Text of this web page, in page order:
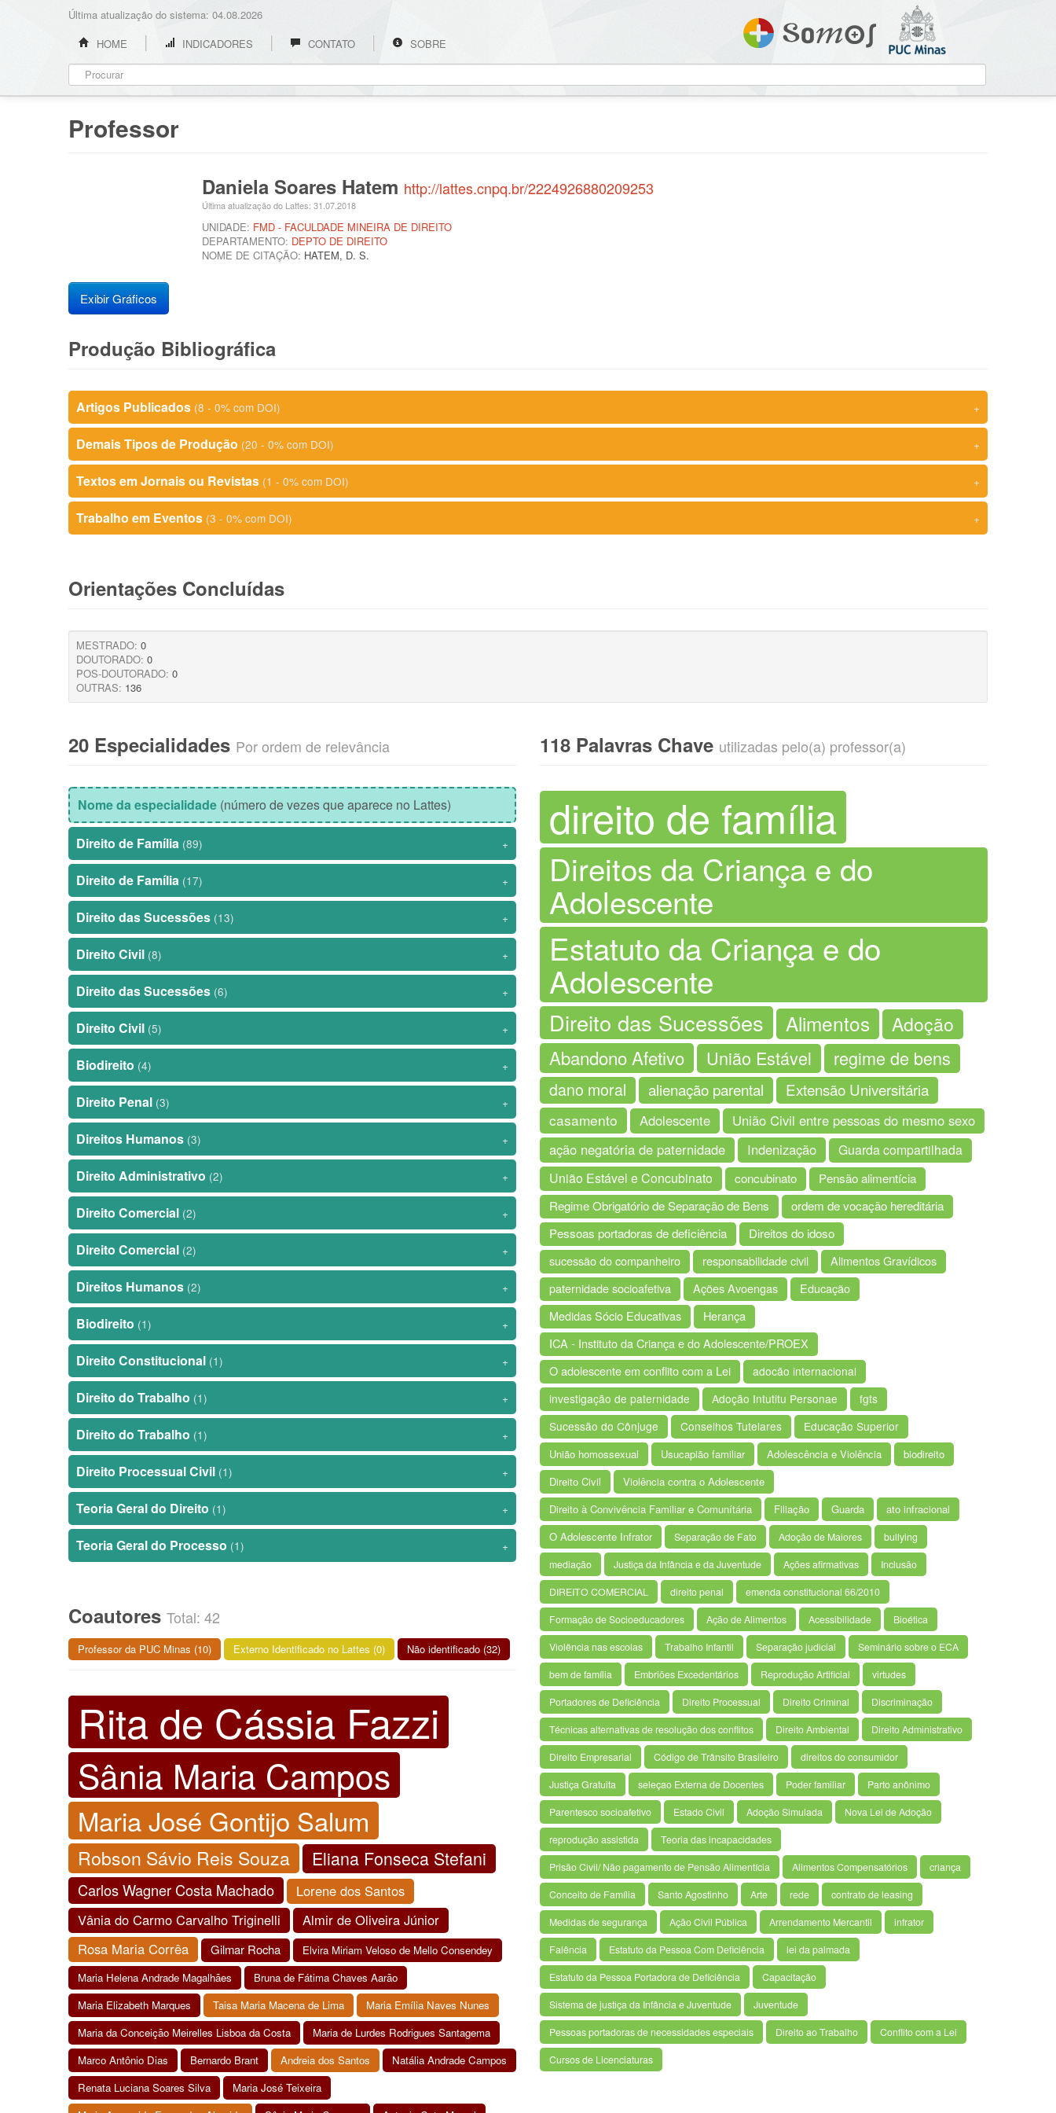
Última atualização do sistema: 04.08.2026
HOME
INDICADORES CONTATO SOBRE
Professor
Daniela Soares Hatem http://lattes.cnpq.br/2224926880209253
Última atualização do Lattes: 31.07.2018
UNIDADE: FMD - FACULDADE MINEIRA DE DIREITO
DEPARTAMENTO: DEPTO DE DIREITO
NOME DE CITAÇÃO: HATEM, D. S.
Exibir Gráficos
Produção Bibliográfica
Artigos Publicados (8 - 0% com DOI) +
Demais Tipos de Produção (20 - 0% com DOI) +
Textos em Jornais ou Revistas (1 - 0% com DOI) +
Trabalho em Eventos (3 - 0% com DOI) +
Orientações Concluídas
MESTRADO: 0
DOUTORADO: 0
POS-DOUTORADO: 0
OUTRAS: 136
20 Especialidades Por ordem de relevância
Nome da especialidade (número de vezes que aparece no Lattes)
Direito de Família (89) +
Direito de Família (17) +
Direito das Sucessões (13) +
Direito Civil (8) +
Direito das Sucessões (6) +
Direito Civil (5) +
Biodireito (4) +
Direito Penal (3) +
Direitos Humanos (3) +
Direito Administrativo (2) +
Direito Comercial (2) +
Direito Comercial (2) +
Direitos Humanos (2) +
Biodireito (1) +
Direito Constitucional (1) +
Direito do Trabalho (1) +
Direito do Trabalho (1) +
Direito Processual Civil (1) +
Teoria Geral do Direito (1) +
Teoria Geral do Processo (1) +
Coautores Total: 42
Professor da PUC Minas (10) Externo Identificado no Lattes (0) Não identificado (32)
Rita de Cássia Fazzi
Sânia Maria Campos
Maria José Gontijo Salum
Robson Sávio Reis Souza Eliana Fonseca Stefani
Carlos Wagner Costa Machado
Lorene dos Santos
Vânia do Carmo Carvalho Triginelli
Almir de Oliveira Júnior
Rosa Maria Corrêa
Gilmar Rocha
Elvira Miriam Veloso de Mello Consendey
Maria Helena Andrade Magalhães
Bruna de Fátima Chaves Aarão
Maria Elizabeth Marques
Taisa Maria Macena de Lima
Maria Emília Naves Nunes
Maria da Conceição Meirelles Lisboa da Costa
Maria de Lurdes Rodrigues Santagema
Marco Antônio Dias
Bernardo Brant Andreia dos Santos
Natália Andrade Campos
Renata Luciana Soares Silva
Maria José Teixeira
118 Palavras Chave utilizadas pelo(a) professor(a)
direito de família
Direitos da Criança e do
Adolescente
Estatuto da Criança e do
Adolescente
Direito das Sucessões Alimentos Adoção
Abandono Afetivo União Estável regime de bens
dano moral alienação parental Extensão Universitária
casamento Adolescente
União Civil entre pessoas do mesmo sexo
ação negatória de paternidade
Indenização
Guarda compartilhada
União Estável e Concubinato
concubinato
Pensão alimentícia
Regime Obrigatório de Separação de Bens
ordem de vocação hereditária
Pessoas portadoras de deficiência
Direitos do idoso
sucessão do companheiro
responsabilidade civil
Alimentos Gravídicos
paternidade socioafetiva
Ações Avoengas
Educação
Medidas Sócio Educativas
Herança
ICA - Instituto da Criança e do Adolescente/PROEX
O adolescente em conflito com a Lei
adocão internacional
investigação de paternidade
Adoção Intutitu Personae
fgts
Sucessão do Cônjuge
Conselhos Tutelares Educação Superior
União homossexual Usucapião familiar Adolescência e Violência
biodireito
Direito Civil
Violência contra o Adolescente
Direito à Convivência Familiar e Comunítária
Filiação Guarda
ato infracional
O Adolescente Infrator
Separação de Fato Adoção de Maiores
bullying
mediação
Justiça da Infância e da Juventude Ações afirmativas
Inclusão
DIREITO COMERCIAL
direito penal
emenda constitucional 66/2010
Formação de Socioeducadores
Ação de Alimentos Acessibilidade
Bioética
Violência nas escolas
Trabalho Infantil Separação judicial
Seminário sobre o ECA
bem de família
Embriões Excedentários Reprodução Artificial
virtudes
Portadores de Deficiência
Direito Processual Direito Criminal
Discriminação
Técnicas alternativas de resolução dos conflitos
Direito Ambiental
Direito Administrativo
Direito Empresarial
Código de Trânsito Brasileiro
direitos do consumidor
Justiça Gratuita
seleçao Externa de Docentes Poder familiar
Parto anônimo
Parentesco socioafetivo
Estado Civil Adoção Simulada
Nova Lei de Adoção
reprodução assistida
Teoria das incapacidades
Prisão Civil/ Não pagamento de Pensão Alimentícia
Alimentos Compensatórios
criança
Conceito de Família
Santo Agostinho Arte rede
contrato de leasing
Medidas de segurança
Ação Civil Pública Arrendamento Mercantil
infrator
Falência
Estatuto da Pessoa Com Deficiência
lei da palmada
Estatuto da Pessoa Portadora de Deficiência
Capacitação
Sistema de justiça da Infância e Juventude
Juventude
Pessoas portadoras de necessidades especiais
Direito ao Trabalho
Conflito com a Lei
Cursos de Licenciaturas